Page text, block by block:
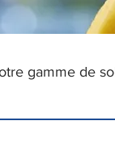
gamme de